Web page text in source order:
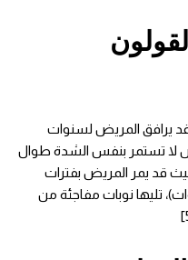
يرافق المريض لسنوات
لا تستمر بنفس الشدة طوال
قد يمر المريض بفترات
تليها نوبات مفاجئة من